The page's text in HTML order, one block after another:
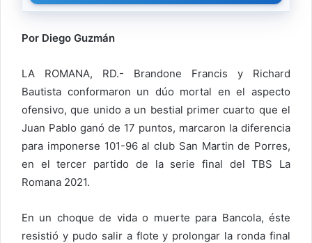
Por Diego Guzmán
LA ROMANA, RD.- Brandone Francis y Richard
Bautista conformaron un dúo mortal en el aspecto
ofensivo, que unido a un bestial primer cuarto que el
Juan Pablo ganó de 17 puntos, marcaron la diferencia
para imponerse 101-96 al club San Martin de Porres,
en el tercer partido de la serie final del TBS La
Romana 2021.
En un choque de vida o muerte para Bancola, éste
resistió y pudo salir a flote y prolongar la ronda final